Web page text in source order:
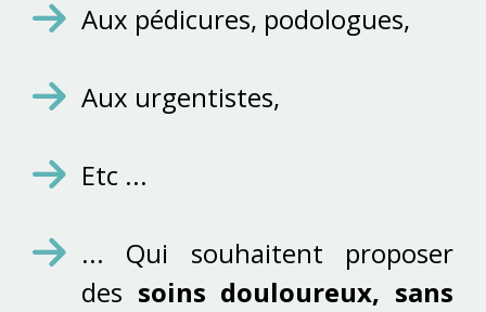
Aux pédicures, podologues,
Aux urgentistes,
Etc ...
... Qui souhaitent proposer
des soins douloureux, sans